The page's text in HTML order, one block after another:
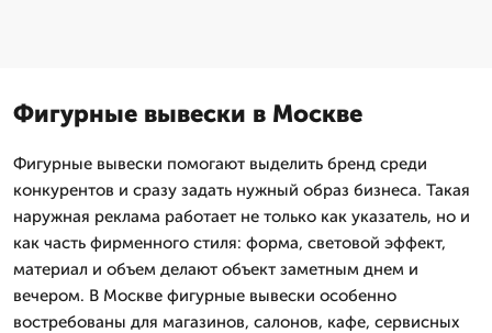
Фигурные вывески в Москве
Фигурные вывески помогают выделить бренд среди
конкурентов и сразу задать нужный образ бизнеса. Такая
наружная реклама работает не только как указатель, но и
как часть фирменного стиля: форма, световой эффект,
материал и объем делают объект заметным днем и
вечером. В Москве фигурные вывески особенно
востребованы для магазинов, салонов, кафе, сервисных